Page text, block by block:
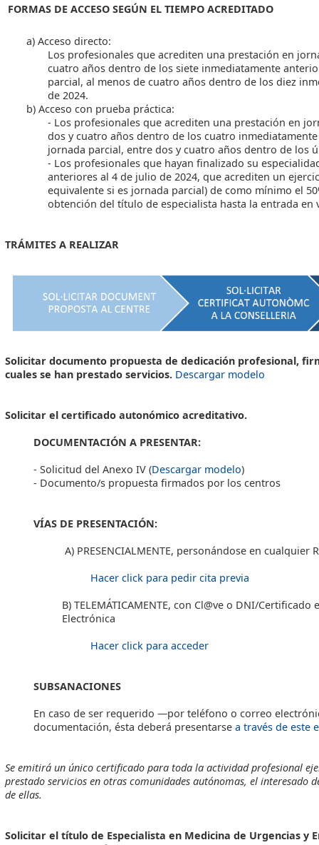
FORMAS DE ACCESO SEGÚN EL TIEMPO ACREDITADO
a) Acceso directo:
Los profesionales que acrediten una prestación en
cuatro años dentro de los siete inmediatamente
parcial, al menos de cuatro años dentro de los diez
de 2024.
b) Acceso con prueba práctica:
- Los profesionales que acrediten una prestación en
dos y cuatro años dentro de los cuatro
jornada parcial, entre dos y cuatro años dentro de los
- Los profesionales que hayan finalizado su
anteriores al 4 de julio de 2024, que acrediten un
equivalente si es jornada parcial) de como mínimo el
obtención del título de especialista hasta la entrada en
TRÁMITES A REALIZAR
Solicitar documento propuesta de dedicación profesional,
cuales se han prestado servicios. Descargar modelo
Solicitar el certificado autonómico acreditativo.
DOCUMENTACIÓN A PRESENTAR:
- Solicitud del Anexo IV (Descargar modelo)
- Documento/s propuesta firmados por los centros
VÍAS DE PRESENTACIÓN:
A) PRESENCIALMENTE, personándose en cualquier
Hacer click para pedir cita previa
B) TELEMÁTICAMENTE, con Cl@ve o DNI/
Electrónica
Hacer click para acceder
SUBSANACIONES
En caso de ser requerido —por teléfono o correo
documentación, ésta deberá presentarsea través de este
Se emitirá un único certificado para toda la actividad profesional
prestado servicios en otras comunidades autónomas, el interesado
de ellas.
Solicitar el título de Especialista en Medicina de Urgencias y